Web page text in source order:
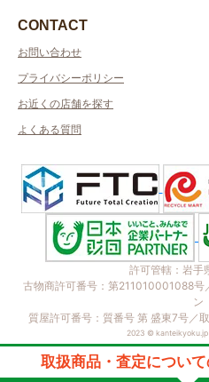
CONTACT
お問い合わせ
プライバシーポリシー
お近くの店舗を探す
よくある質問
許可管轄：岩手
古物商許可番号：第211010001088号
ン
質屋許可番号：質番号 第 盛東7号／
2023 © kanteikyoku.jp
取扱商品・査定につい